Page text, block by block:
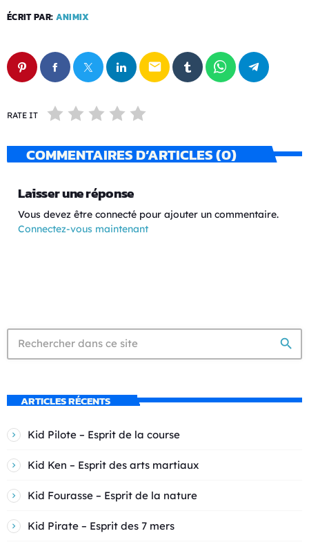
ÉCRIT PAR: ANIMIX
email
RATE IT
COMMENTAIRES D’ARTICLES (0)
Laisser une réponse
Vous devez être connecté pour ajouter un commentaire.
Connectez-vous maintenant
search
ARTICLES RÉCENTS
Kid Pilote – Esprit de la course
Kid Ken – Esprit des arts martiaux
Kid Fourasse – Esprit de la nature
Kid Pirate – Esprit des 7 mers